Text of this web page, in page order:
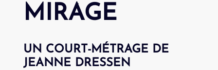
MIRAGE
UN COURT-MÉTRAGE DE
JEANNE DRESSEN